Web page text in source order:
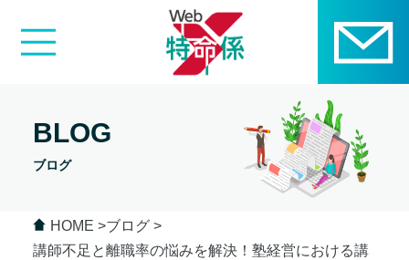
BLOG
ブログ
HOME
ブログ
講師不足と離職率の悩みを解決！塾経営における講